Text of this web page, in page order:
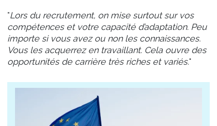
"Lors du recrutement, on mise surtout sur vos
compétences et votre capacité d’adaptation. Peu
importe si vous avez ou non les connaissances.
Vous les acquerrez en travaillant. Cela ouvre des
opportunités de carrière très riches et variés."